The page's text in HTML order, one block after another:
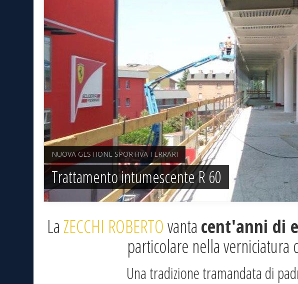
NUOVA GESTIONE SPORTIVA FERRARI
Trattamento intumescente R 60
La ZECCHI ROBERTOvanta cent'anni di
particolare nella
Una tradizione tramandata di